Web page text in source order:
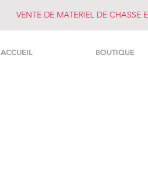
VENTE DE MATERIEL DE CHASSE
ACCUEIL BOUTIQUE